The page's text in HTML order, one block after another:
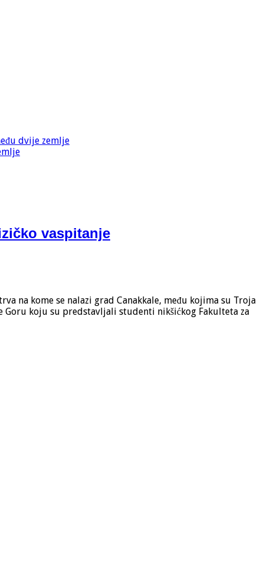
dvije zemlje
vaspitanje
na kome se nalazi grad Canakkale, među kojima su Troja
Goru koju su predstavljali studenti nikšićkog Fakulteta za